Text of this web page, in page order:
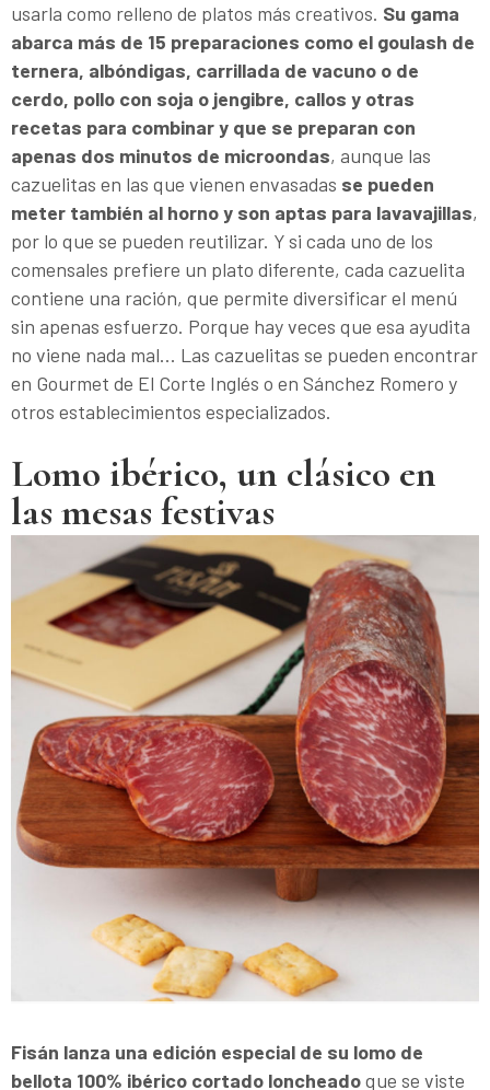
usarla como relleno de platos más creativos. Su gama
abarca más de 15 preparaciones como el goulash de
ternera, albóndigas, carrillada de vacuno o de
cerdo, pollo con soja o jengibre, callos y otras
recetas para combinar y que se preparan con
apenas dos minutos de microondas, aunque las
cazuelitas en las que vienen envasadas se pueden
meter también al horno y son aptas para lavavajillas,
por lo que se pueden reutilizar. Y si cada uno de los
comensales prefiere un plato diferente, cada cazuelita
contiene una ración, que permite diversificar el menú
sin apenas esfuerzo. Porque hay veces que esa ayudita
no viene nada mal… Las cazuelitas se pueden encontrar
en Gourmet de El Corte Inglés o en Sánchez Romero y
otros establecimientos especializados.
Lomo ibérico, un clásico en
las mesas festivas
Fisán lanza una edición especial de su lomo de
bellota 100% ibérico cortado loncheadoque se viste